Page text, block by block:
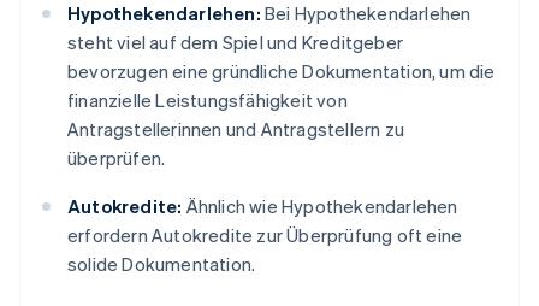
Hypothekendarlehen: Bei Hypothekendarlehen
steht viel auf dem Spiel und Kreditgeber
bevorzugen eine gründliche Dokumentation, um die
finanzielle Leistungsfähigkeit von
Antragstellerinnen und Antragstellern zu
überprüfen.
Autokredite: Ähnlich wie Hypothekendarlehen
erfordern Autokredite zur Überprüfung oft eine
solide Dokumentation.